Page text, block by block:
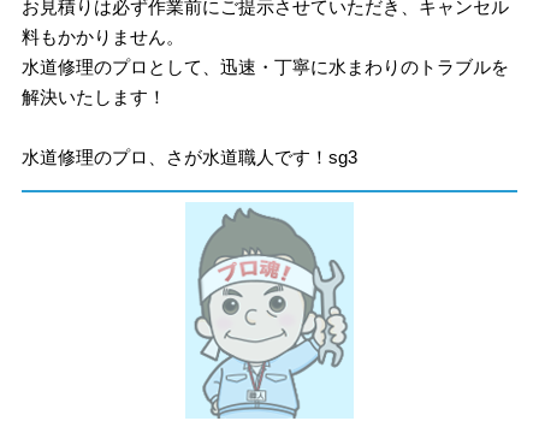
お見積りは必ず作業前にご提示させていただき、キャンセル
料もかかりません。
水道修理のプロとして、迅速・丁寧に水まわりのトラブルを
解決いたします！
水道修理のプロ、さが水道職人です！sg3